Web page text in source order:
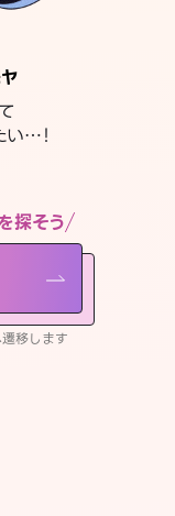
い…！
探そう
移します